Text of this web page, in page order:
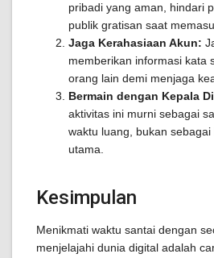
pribadi yang aman, hindari
publik gratisan saat
Jaga Kerahasiaan Akun:
memberikan informasi kata
orang lain demi menjaga
Bermain dengan Kepala
aktivitas ini murni sebagai
waktu luang, bukan
utama.
Kesimpulan
Menikmati waktu santai dengan
menjelajahi dunia digital adalah